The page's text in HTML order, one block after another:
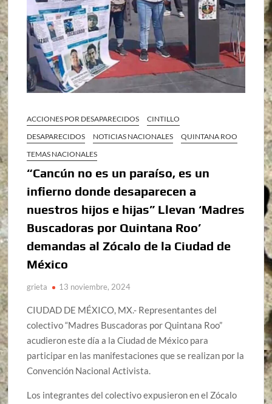
ACCIONES POR DESAPARECIDOS
CINTILLO
DESAPARECIDOS
NOTICIAS NACIONALES
QUINTANA ROO
TEMAS NACIONALES
“Cancún no es un paraíso, es un
infierno donde desaparecen a
nuestros hijos e hijas” Llevan ‘Madres
Buscadoras por Quintana Roo’
demandas al Zócalo de la Ciudad de
México
grieta 13 noviembre, 2024
CIUDAD DE MÉXICO, MX.- Representantes del
colectivo “Madres Buscadoras por Quintana Roo”
acudieron este día a la Ciudad de México para
participar en las manifestaciones que se realizan por la
Convención Nacional Activista.
Los integrantes del colectivo expusieron en el Zócalo